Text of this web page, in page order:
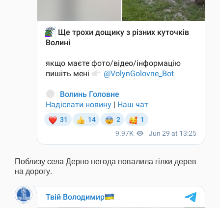
Поблизу села Дерно негода повалила гілки дерев
на дорогу.